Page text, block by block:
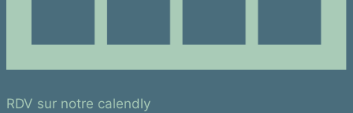
RDV sur notre calendly